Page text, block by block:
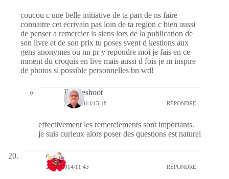
coucou c une belle initiative de ta part de ns faire
connaitre cet ecrivain pas loin de ta region c bien aussi
de penser a remercier ls siens lors de la publication de
son livre et de son prix tu poses svent d kestions aux
gens anonymes ou nn pr y repondre moi je fais en ce
mment du croquis en live mais aussi d fois je m inspire
de photos si possible personnelles bn wd!
Bernieshoot
25/10/2014/15:18 RÉPONDRE
effectivement les remerciements sont importants.
je suis curieux alors poser des questions est naturel
cerise
25/10/2014/11:43 RÉPONDRE